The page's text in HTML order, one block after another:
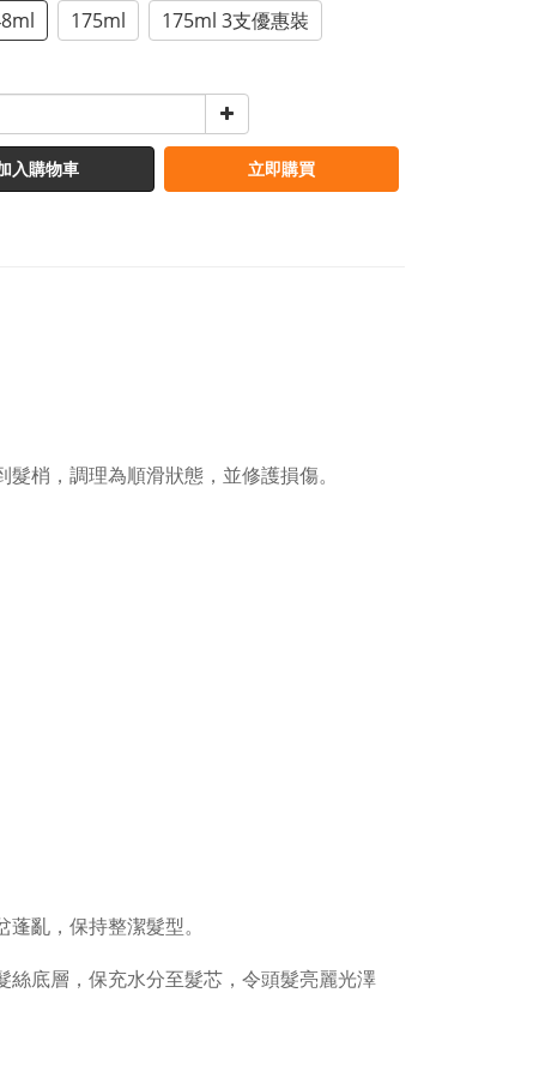
175ml 175ml 3支優惠裝
入購物車 立即購買
梢，調理為順滑狀態，並修護損傷。
亂，保持整潔髮型。
底層，保充水分至髮芯，令頭髮亮麗光澤